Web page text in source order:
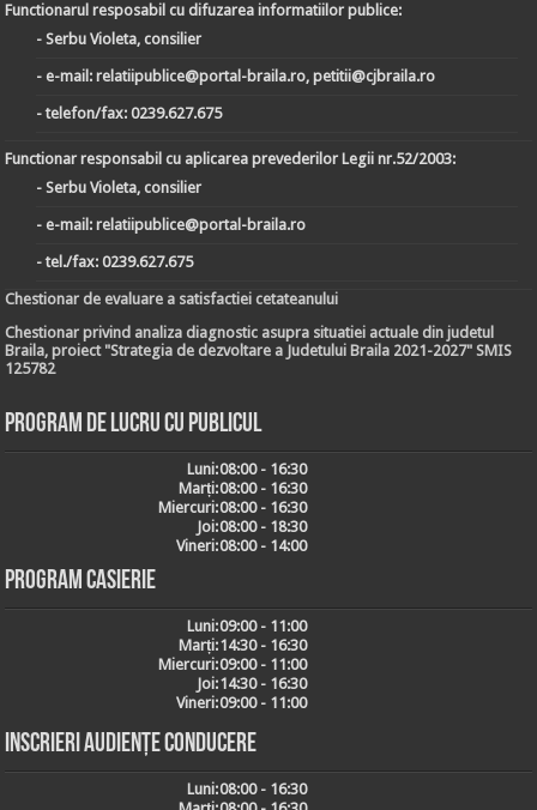
Functionarul resposabil cu difuzarea informatiilor publice:
- Serbu Violeta, consilier
- e-mail:relatiipublice@portal-braila.ro, petitii@cjbraila.ro
- telefon/fax:0239.627.675
Functionar responsabil cu aplicarea prevederilor Legii nr.52/2003:
- Serbu Violeta, consilier
- e-mail:relatiipublice@portal-braila.ro
- tel./fax:0239.627.675
Chestionar de evaluare a satisfactiei cetateanului
Chestionar privind analiza diagnostic asupra situatiei actuale din judetul
Braila, proiect "Strategia de dezvoltare a Judetului Braila 2021-2027" SMIS
125782
Program de lucru cu publicul
Luni:08:00 - 16:30
Marți:08:00 - 16:30
Miercuri:08:00 - 16:30
Joi:08:00 - 18:30
Vineri:08:00 - 14:00
Program casierie
Luni:09:00 - 11:00
Marți:14:30 - 16:30
Miercuri:09:00 - 11:00
Joi:14:30 - 16:30
Vineri:09:00 - 11:00
Inscrieri audiențe conducere
Luni:08:00 - 16:30